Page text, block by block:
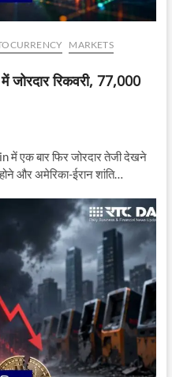
MARKETS
जोरदार रिकवरी, 77,000
में एक बार फिर जोरदार तेजी देखने
और अमेरिका-ईरान शांति…